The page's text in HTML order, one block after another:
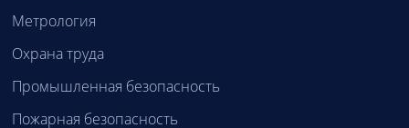
Метрология
Охрана труда
Промышленная безопасность
Пожарная безопасность